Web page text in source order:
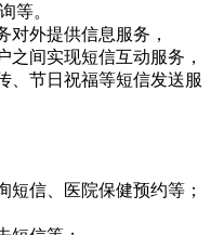
等。
对外提供信息服务，
之间实现短信互动服务，
、节日祝福等短信发送服
短信、医院保健预约等；